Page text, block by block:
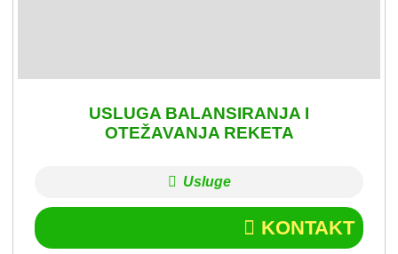
USLUGA BALANSIRANJA I
OTEŽAVANJA REKETA
Usluge
KONTAKT